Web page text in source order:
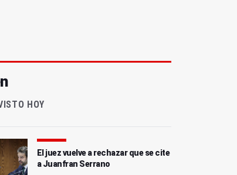
HOY
El juez vuelve a rechazar que se cite
a Juanfran Serrano